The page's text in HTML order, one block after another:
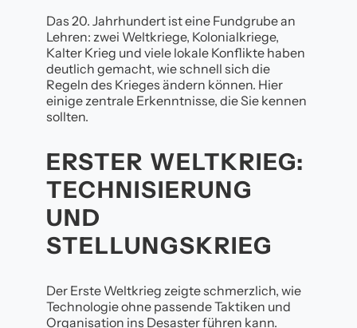
Das 20. Jahrhundert ist eine Fundgrube an
Lehren: zwei Weltkriege, Kolonialkriege,
Kalter Krieg und viele lokale Konflikte haben
deutlich gemacht, wie schnell sich die
Regeln des Krieges ändern können. Hier
einige zentrale Erkenntnisse, die Sie kennen
sollten.
ERSTER WELTKRIEG:
TECHNISIERUNG
UND
STELLUNGSKRIEG
Der Erste Weltkrieg zeigte schmerzlich, wie
Technologie ohne passende Taktiken und
Organisation ins Desaster führen kann.